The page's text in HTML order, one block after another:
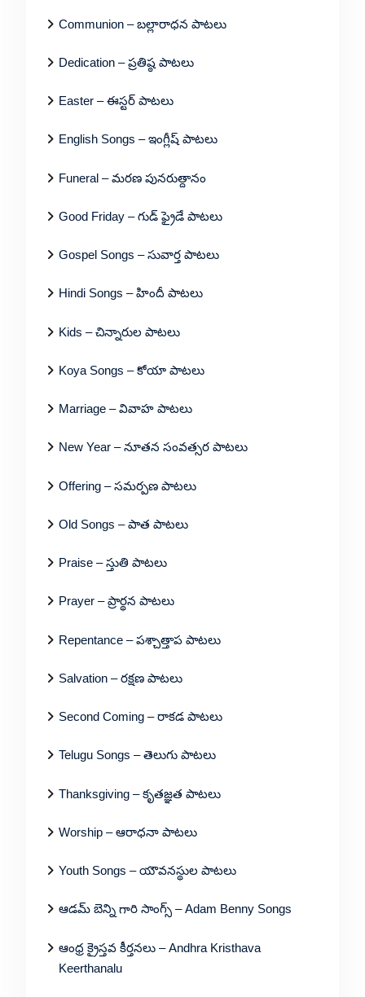
Communion – బల్లారాధన పాటలు
Dedication – ప్రతిష్ఠ పాటలు
Easter – ఈస్టర్ పాటలు
English Songs – ఇంగ్లీష్ పాటలు
Funeral – మరణ పునరుత్దానం
Good Friday – గుడ్ ఫ్రైడే పాటలు
Gospel Songs – సువార్త పాటలు
Hindi Songs – హిందీ పాటలు
Kids – చిన్నారుల పాటలు
Koya Songs – కోయా పాటలు
Marriage – వివాహ పాటలు
New Year – నూతన సంవత్సర పాటలు
Offering – సమర్పణ పాటలు
Old Songs – పాత పాటలు
Praise – స్తుతి పాటలు
Prayer – ప్రార్థన పాటలు
Repentance – పశ్చాత్తాప పాటలు
Salvation – రక్షణ పాటలు
Second Coming – రాకడ పాటలు
Telugu Songs – తెలుగు పాటలు
Thanksgiving – కృతజ్ఞత పాటలు
Worship – ఆరాధనా పాటలు
Youth Songs – యౌవనస్థుల పాటలు
ఆడమ్ బెన్ని గారి సాంగ్స్ – Adam Benny Songs
ఆంధ్ర క్రైస్తవ కీర్తనలు – Andhra Kristhava
Keerthanalu